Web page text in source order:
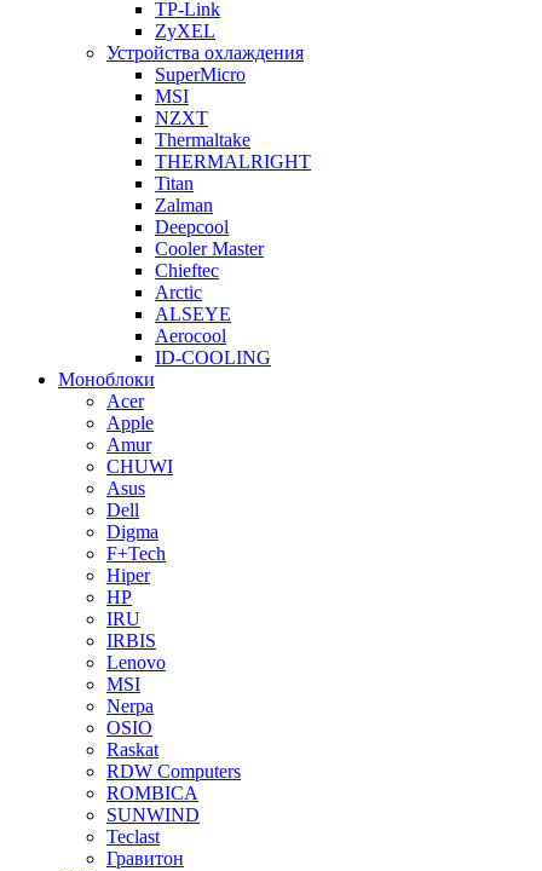
TP-Link
ZyXEL
Устройства охлаждения
SuperMicro
MSI
NZXT
Thermaltake
THERMALRIGHT
Titan
Zalman
Deepcool
Cooler Master
Chieftec
Arctic
ALSEYE
Aerocool
ID-COOLING
Моноблоки
Acer
Apple
Amur
CHUWI
Asus
Dell
Digma
F+Tech
Hiper
HP
IRU
IRBIS
Lenovo
MSI
Nerpa
OSIO
Raskat
RDW Computers
ROMBICA
SUNWIND
Teclast
Гравитон